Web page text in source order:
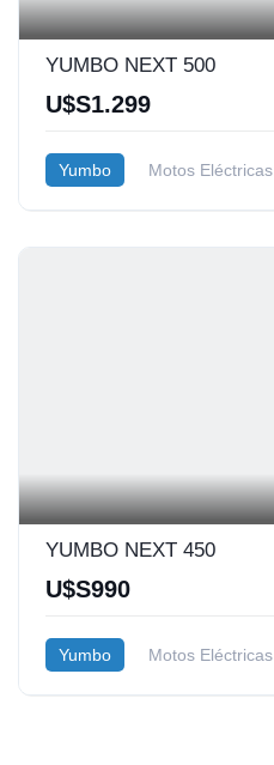
YUMBO NEXT 500
U$S1.299
Yumbo Motos Eléctricas
YUMBO NEXT 450
U$S990
Yumbo Motos Eléctricas